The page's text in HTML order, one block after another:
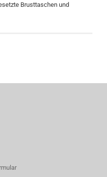
Brusttaschen und